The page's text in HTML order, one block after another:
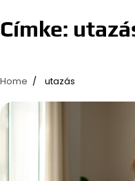
Címke:
Home utazás